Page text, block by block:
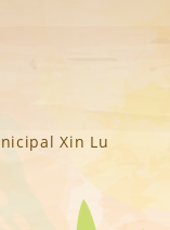
Xin Lu